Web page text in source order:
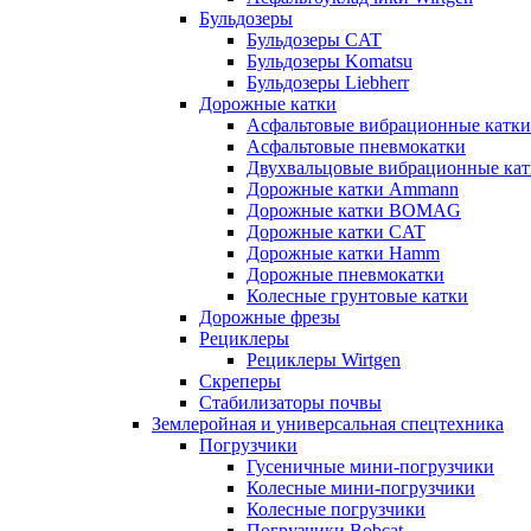
Бульдозеры
Бульдозеры CAT
Бульдозеры Komatsu
Бульдозеры Liebherr
Дорожные катки
Асфальтовые вибрационные катки
Асфальтовые пневмокатки
Двухвальцовые вибрационные
Дорожные катки Ammann
Дорожные катки BOMAG
Дорожные катки CAT
Дорожные катки Hamm
Дорожные пневмокатки
Колесные грунтовые катки
Дорожные фрезы
Рециклеры
Рециклеры Wirtgen
Скреперы
Стабилизаторы почвы
Землеройная и универсальная спецтехника
Погрузчики
Гусеничные мини-погрузчики
Колесные мини-погрузчики
Колесные погрузчики